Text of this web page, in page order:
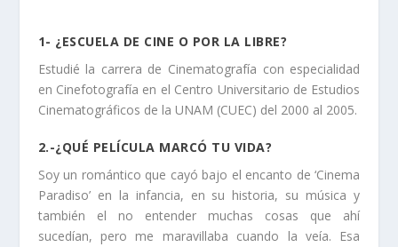
1- ¿ESCUELA DE CINE O POR LA LIBRE?
Estudié la carrera de Cinematografía con especialidad
en Cinefotografía en el Centro Universitario de Estudios
Cinematográficos de la UNAM (CUEC) del 2000 al 2005.
2.-¿QUÉ PELÍCULA MARCÓ TU VIDA?
Soy un romántico que cayó bajo el encanto de ‘Cinema
Paradiso’ en la infancia, en su historia, su música y
también el no entender muchas cosas que ahí
sucedían, pero me maravillaba cuando la veía. Esa